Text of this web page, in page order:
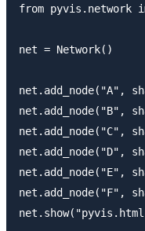
from pyvis.network
net = Network()
net.add_node("A",
net.add_node("B",
net.add_node("C",
net.add_node("D",
net.add_node("E",
net.add_node("F",